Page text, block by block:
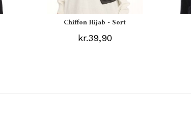
Chiffon Hijab - Sort
kr.39,90